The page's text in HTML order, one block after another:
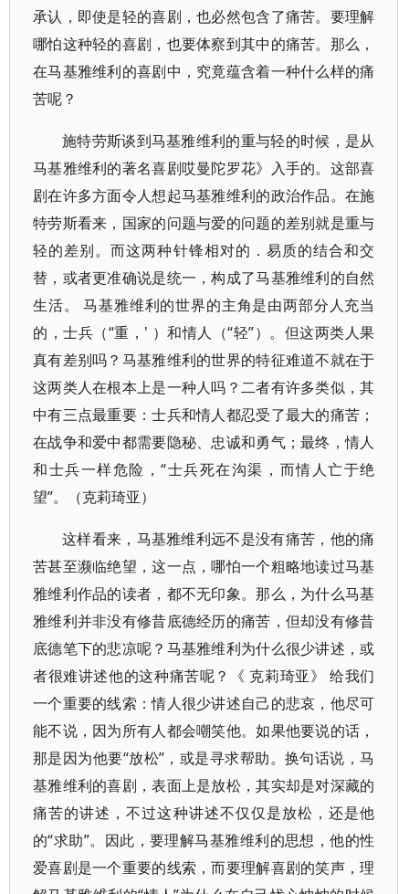
承认，即使是轻的喜剧，也必然包含了痛苦。要理解
哪怕这种轻的喜剧，也要体察到其中的痛苦。那么，
在马基雅维利的喜剧中，究竟蕴含着一种什么样的痛
苦呢？
施特劳斯谈到马基雅维利的重与轻的时候，是从
马基雅维利的著名喜剧哎曼陀罗花》入手的。这部喜
剧在许多方面令人想起马基雅维利的政治作品。在施
特劳斯看来，国家的问题与爱的问题的差别就是重与
轻的差别。而这两种针锋相对的．易质的结合和交
替，或者更准确说是统一，构成了马基雅维利的自然
生活。 马基雅维利的世界的主角是由两部分人充当
的，士兵（“重，' ）和情人（“轻”）。但这两类人果
真有差别吗？马基雅维利的世界的特征难道不就在于
这两类人在根本上是一种人吗？二者有许多类似，其
中有三点最重要：士兵和情人都忍受了最大的痛苦；
在战争和爱中都需要隐秘、忠诚和勇气；最终，情人
和士兵一样危险，“士兵死在沟渠，而情人亡于绝
望”。（克莉琦亚）
这样看来，马基雅维利远不是没有痛苦，他的痛
苦甚至濒临绝望，这一点，哪怕一个粗略地读过马基
雅维利作品的读者，都不无印象。那么，为什么马基
雅维利并非没有修昔底德经历的痛苦，但却没有修昔
底德笔下的悲凉呢？马基雅维利为什么很少讲述，或
者很难讲述他的这种痛苦呢？《 克莉琦亚》 给我们
一个重要的线索：情人很少讲述自己的悲哀，他尽可
能不说，因为所有人都会嘲笑他。如果他要说的话，
那是因为他要“放松”，或是寻求帮助。换句话说，马
基雅维利的喜剧，表面上是放松，其实却是对深藏的
痛苦的讲述，不过这种讲述不仅仅是放松，还是他
的“求助”。因此，要理解马基雅维利的思想，他的性
爱喜剧是一个重要的线索，而要理解喜剧的笑声，理